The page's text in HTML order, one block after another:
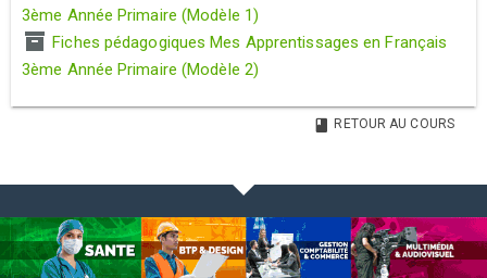
3ème Année Primaire (Modèle 1)
Fiches pédagogiques Mes Apprentissages en Français
3ème Année Primaire (Modèle 2)
RETOUR AU COURS